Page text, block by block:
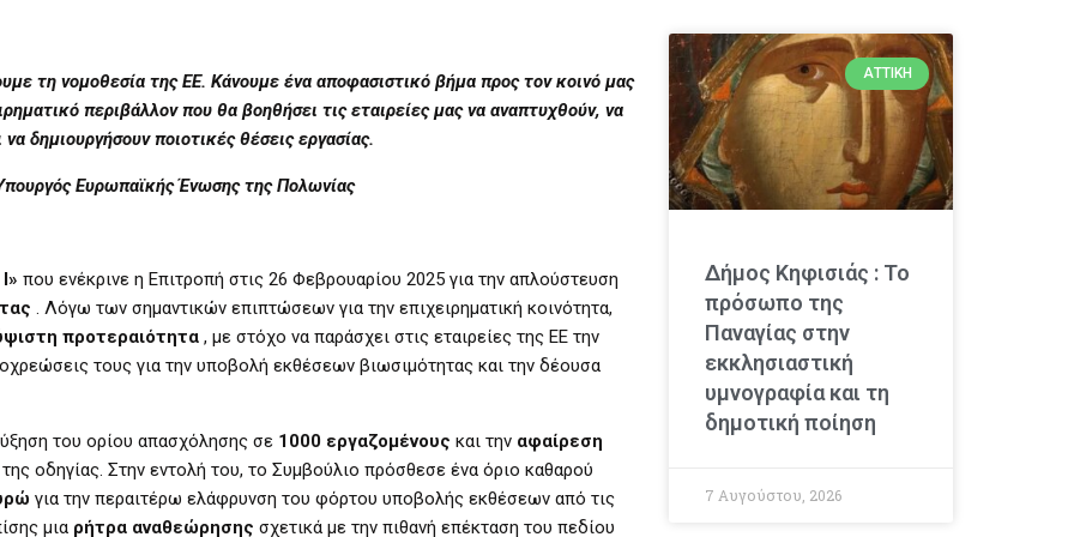
τη νομοθεσία της ΕΕ. Κάνουμε ένα αποφασιστικό βήμα προς τον κοινό μας
περιβάλλον που θα βοηθήσει τις εταιρείες μας να αναπτυχθούν, να
δημιουργήσουν ποιοτικές θέσεις εργασίας.
Ευρωπαϊκής Ένωσης της Πολωνίας
που ενέκρινε η Επιτροπή στις 26 Φεβρουαρίου 2025 για την απλούστευση
. Λόγω των σημαντικών επιπτώσεων για την επιχειρηματική κοινότητα,
προτεραιότητα , με στόχο να παράσχει στις εταιρείες της ΕΕ την
τους για την υποβολή εκθέσεων βιωσιμότητας και την δέουσα
του ορίου απασχόλησης σε 1000 εργαζομένους και την αφαίρεση
οδηγίας. Στην εντολή του, το Συμβούλιο πρόσθεσε ένα όριο καθαρού
για την περαιτέρω ελάφρυνση του φόρτου υποβολής εκθέσεων από τις
μια ρήτρα αναθεώρησης σχετικά με την πιθανή επέκταση του πεδίου
ΑΤΤΙΚΉ
Δήμος Κηφισιάς : Το
πρόσωπο της
Παναγίας στην
εκκλησιαστική
υμνογραφία και τη
δημοτική ποίηση
7 Αυγούστου, 2026